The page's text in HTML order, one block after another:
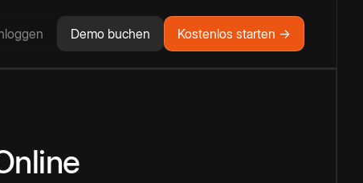
Demo buchen Kostenlos starten →